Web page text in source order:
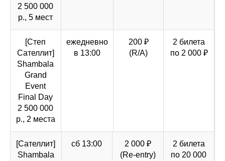
2 500 000
р., 5 мест
[Степ
Cателлит]
Shambala
Grand
Event
Final Day
2 500 000
р., 2 места
ежедневно
в 13:00
200 ₽
(R/A)
2 билета
по 2 000 ₽
[Сателлит]
Shambala
сб 13:00
2 000 ₽
(Re-entry)
2 билета
по 20 000